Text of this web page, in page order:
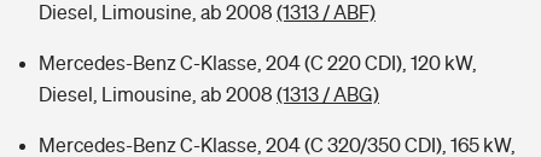
Diesel, Limousine, ab 2008 (1313 / ABF)
Mercedes-Benz C-Klasse, 204 (C 220 CDI), 120 kW,
Diesel, Limousine, ab 2008 (1313 / ABG)
Mercedes-Benz C-Klasse, 204 (C 320/350 CDI), 165 kW,